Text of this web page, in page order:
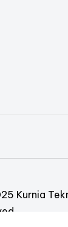
Kurnia